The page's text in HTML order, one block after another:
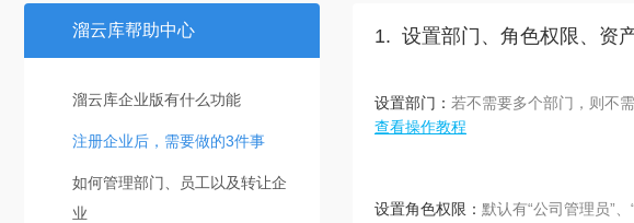
溜云库帮助中心
溜云库企业版有什么功能
注册企业后，需要做的3件事
如何管理部门、员工以及转让企
业
1. 设置部门、角色权限、资
设置部门： 若不需要多个部门，则不
查看操作教程
设置角色权限： 默认有“公司管理员”